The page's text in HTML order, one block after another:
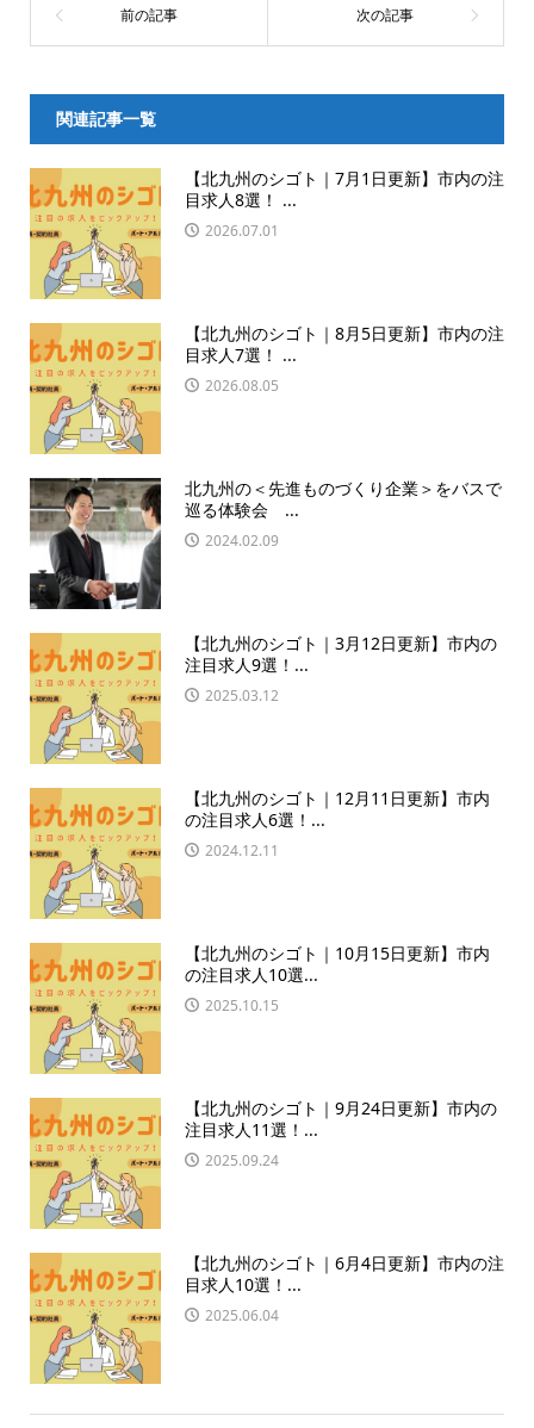
関連記事一覧
【北九州のシゴト｜7月1日更新】市内の注
目求人8選！ ...
2026.07.01
【北九州のシゴト｜8月5日更新】市内の注
目求人7選！ ...
2026.08.05
北九州の＜先進ものづくり企業＞をバスで
巡る体験会 ...
2024.02.09
【北九州のシゴト｜3月12日更新】市内の
注目求人9選！...
2025.03.12
【北九州のシゴト｜12月11日更新】市内
の注目求人6選！...
2024.12.11
【北九州のシゴト｜10月15日更新】市内
の注目求人10選...
2025.10.15
【北九州のシゴト｜9月24日更新】市内の
注目求人11選！...
2025.09.24
【北九州のシゴト｜6月4日更新】市内の注
目求人10選！...
2025.06.04